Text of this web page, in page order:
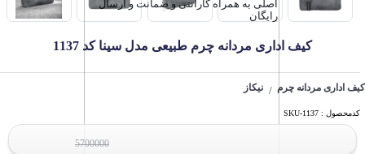
کیف اداری مردانه چرم طبیعی مدل سینا کد 1137
کیف اداری مردانه چرم / نیکاز
کدمحصول : SKU-1137
5700000